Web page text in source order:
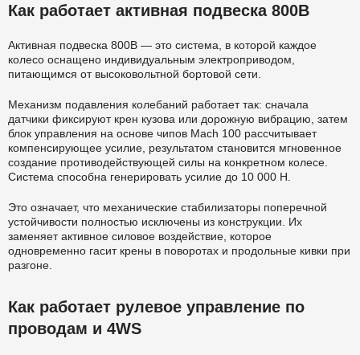
Как работает активная подвеска 800В
Активная подвеска 800В — это система, в которой каждое
колесо оснащено индивидуальным электроприводом,
питающимся от высоковольтной бортовой сети.
Механизм подавления колебаний работает так: сначала
датчики фиксируют крен кузова или дорожную вибрацию, затем
блок управления на основе чипов Mach 100 рассчитывает
компенсирующее усилие, результатом становится мгновенное
создание противодействующей силы на конкретном колесе.
Система способна генерировать усилие до 10 000 Н.
Это означает, что механические стабилизаторы поперечной
устойчивости полностью исключены из конструкции. Их
заменяет активное силовое воздействие, которое
одновременно гасит крены в поворотах и продольные кивки при
разгоне.
Как работает рулевое управление по
проводам и 4WS